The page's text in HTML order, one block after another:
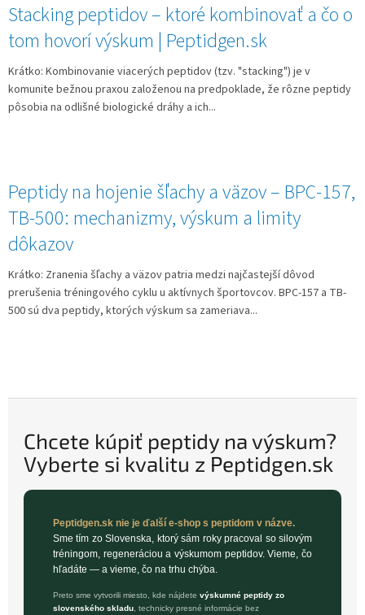
Stacking peptidov – ktoré kombinovať a čo o
tom hovorí výskum | Peptidgen.sk
Krátko: Kombinovanie viacerých peptidov (tzv. "stacking") je v
komunite bežnou praxou založenou na predpoklade, že rôzne peptidy
pôsobia na odlišné biologické dráhy a ich...
Peptidy na hojenie šľachy a väzov – BPC-157,
TB-500: mechanizmy, výskum a limity
dôkazov
Krátko: Zranenia šľachy a väzov patria medzi najčastejší dôvod
prerušenia tréningového cyklu u aktívnych športovcov. BPC-157 a TB-
500 sú dva peptidy, ktorých výskum sa zameriava...
Chcete kúpiť peptidy na výskum?
Vyberte si kvalitu z Peptidgen.sk
Peptidgen.sk nie je ďalší e-shop s peptidom v názve.
Sme tím zo Slovenska, ktorý sám roky pracoval so silovým
tréningom, regeneráciou a výskumom peptidov. Vieme, čo
hľadáte — a vieme, čo na trhu chýba.
Preto sme vytvorili miesto, kde nájdete výskumné peptidy zo
slovenského skladu , technicky presné informácie bez